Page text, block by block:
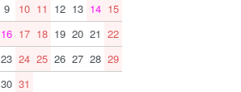
9
10 11 12 13 14 15
16 17 18 19 20 21 22
23 24 25 26 27 28 29
30 31